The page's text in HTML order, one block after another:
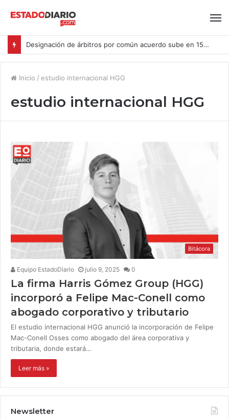
Designación de árbitros por común acuerdo sube en 15% en las causas ingresadas al CAM Santiago durante el primer semestre del año
Inicio / estudio internacional HGG
estudio internacional HGG
Bitácora
Equipo EstadoDiario julio 9, 2025 0
La firma Harris Gómez Group (HGG)
incorporó a Felipe Mac-Conell como
abogado corporativo y tributario
El estudio internacional HGG anunció la incorporación de Felipe
Mac-Conell Osses como abogado del área corporativa y
tributaria, donde estará…
Leer más »
Newsletter